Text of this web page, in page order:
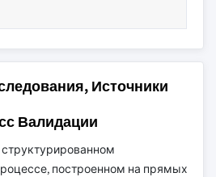
Источники
Валидации
структурированном
построенном на прямых